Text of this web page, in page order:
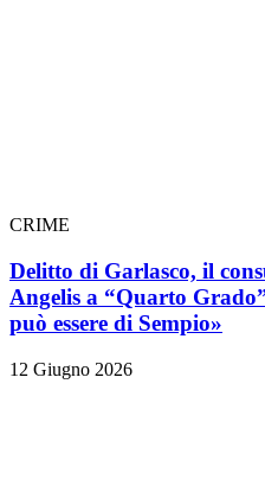
CRIME
Delitto di Garlasco, il
Angelis a “Quarto
può essere di Sempio»
12 Giugno 2026